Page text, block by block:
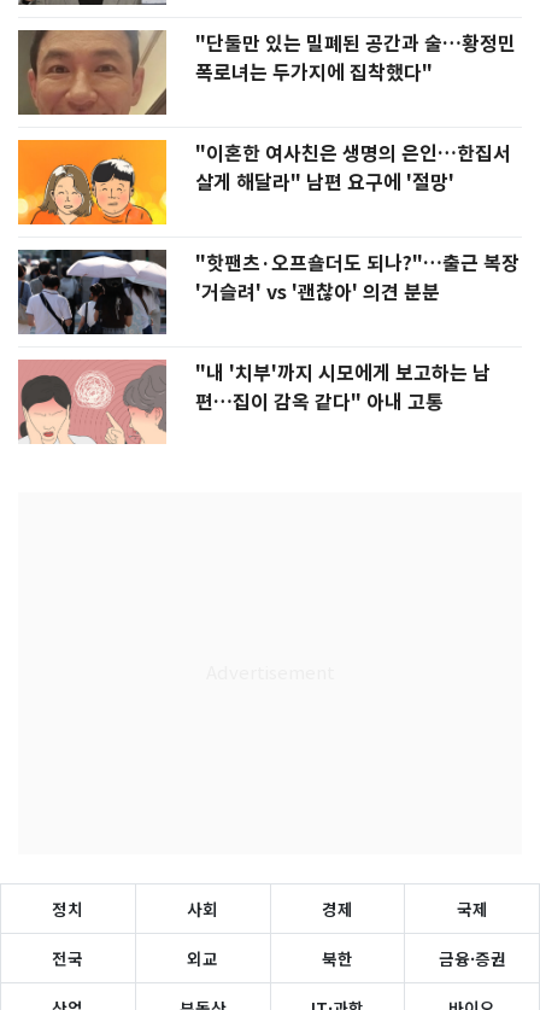
"단둘만 있는 밀폐된 공간과 술…황정민
폭로녀는 두가지에 집착했다"
"이혼한 여사친은 생명의 은인…한집서
살게 해달라" 남편 요구에 '절망'
"핫팬츠·오프숄더도 되나?"…출근 복장
'거슬려' vs '괜찮아' 의견 분분
"내 '치부'까지 시모에게 보고하는 남
편…집이 감옥 같다" 아내 고통
정치 사회 경제 국제
전국 외교 북한 금융·증권